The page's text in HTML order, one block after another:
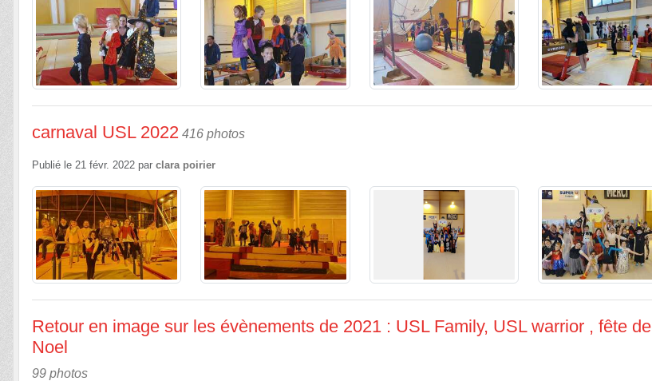
carnaval USL 2022 416 photos
Publié le 21 févr. 2022 par clara poirier
Retour en image sur les évènements de 2021 : USL Family, USL warrior , fête de
Noel
99 photos